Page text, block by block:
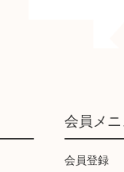
会員メ
会員登録